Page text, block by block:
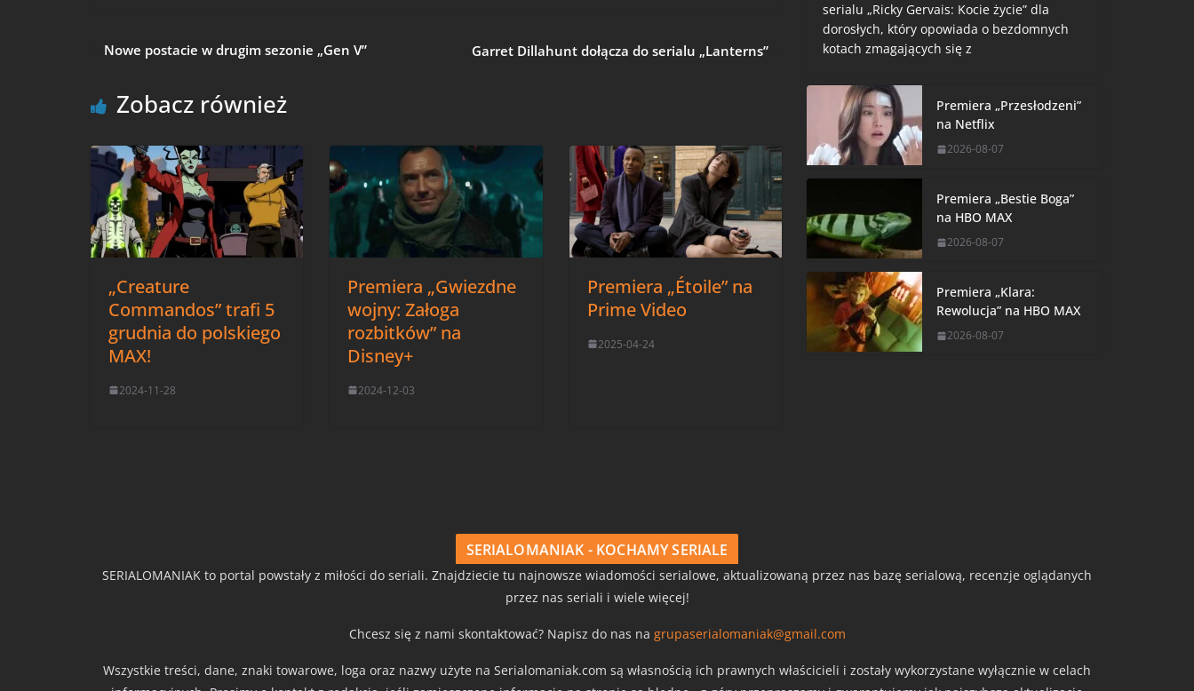
Nowe postacie w drugim sezonie „Gen V” Garret Dillahunt dołącza do serialu „Lanterns”
Zobacz również
„Creature
Commandos” trafi 5
grudnia do polskiego
MAX!
2024-11-28
Premiera „Gwiezdne
wojny: Załoga
rozbitków” na
Disney+
2024-12-03
Premiera „Étoile” na
Prime Video
2025-04-24
serialu „Ricky Gervais: Kocie życie” dla
dorosłych, który opowiada o bezdomnych
kotach zmagających się z
Premiera „Przesłodzeni”
na Netflix
2026-08-07
Premiera „Bestie Boga”
na HBO MAX
2026-08-07
Premiera „Klara:
Rewolucja” na HBO MAX
2026-08-07
SERIALOMANIAK - KOCHAMY SERIALE
SERIALOMANIAK to portal powstały z miłości do seriali. Znajdziecie tu najnowsze wiadomości serialowe, aktualizowaną przez nas bazę serialową, recenzje oglądanych
przez nas seriali i wiele więcej!
Chcesz się z nami skontaktować? Napisz do nas na grupaserialomaniak@gmail.com
Wszystkie treści, dane, znaki towarowe, loga oraz nazwy użyte na Serialomaniak.com są własnością ich prawnych właścicieli i zostały wykorzystane wyłącznie w celach